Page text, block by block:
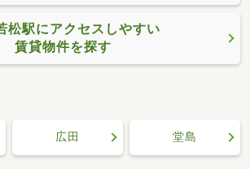
松駅にアクセスしやすい
賃貸物件を探す
広田 堂島